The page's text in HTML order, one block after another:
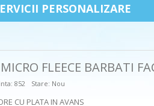
PERSONALIZARE
FLEECE BARBATI
852 Stare: Nou
CU PLATA IN AVANS